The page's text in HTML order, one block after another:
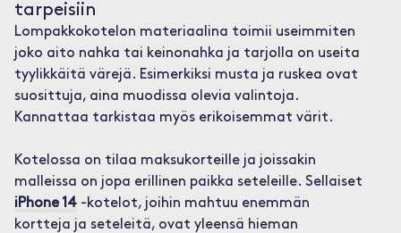
tarpeisiin
Lompakkokotelon materiaalina toimii useimmiten
joko aito nahka tai keinonahka ja tarjolla on useita
tyylikkäitä värejä. Esimerkiksi musta ja ruskea ovat
suosittuja, aina muodissa olevia valintoja.
Kannattaa tarkistaa myös erikoisemmat värit.
Kotelossa on tilaa maksukorteille ja joissakin
malleissa on jopa erillinen paikka seteleille. Sellaiset
iPhone 14-kotelot, joihin mahtuu enemmän
kortteja ja seteleitä, ovat yleensä hieman